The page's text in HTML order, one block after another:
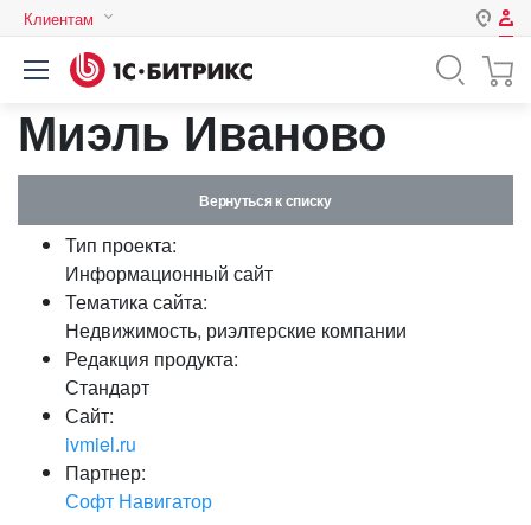
Клиентам
Казахстан
Авторизация
Нет аккаунта?
Логин
Пароль
Запомнить меня на этом
или войдите с помощью
Миэль Иваново
Вернуться к списку
Тип проекта:
Информационный сайт
Тематика сайта:
Недвижимость, риэлтерские компании
Редакция продукта:
Стандарт
Сайт:
ivmiel.ru
Партнер:
Софт Навигатор